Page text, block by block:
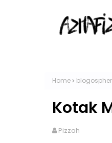
Home
Kotak
Pizzah